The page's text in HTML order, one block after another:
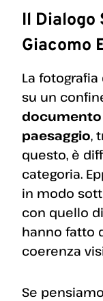
Il Dialogo
Giacomo
La
su un
documento
paesaggio,
questo, è
categoria.
in modo
con quello
hanno fatto
coerenza
Se